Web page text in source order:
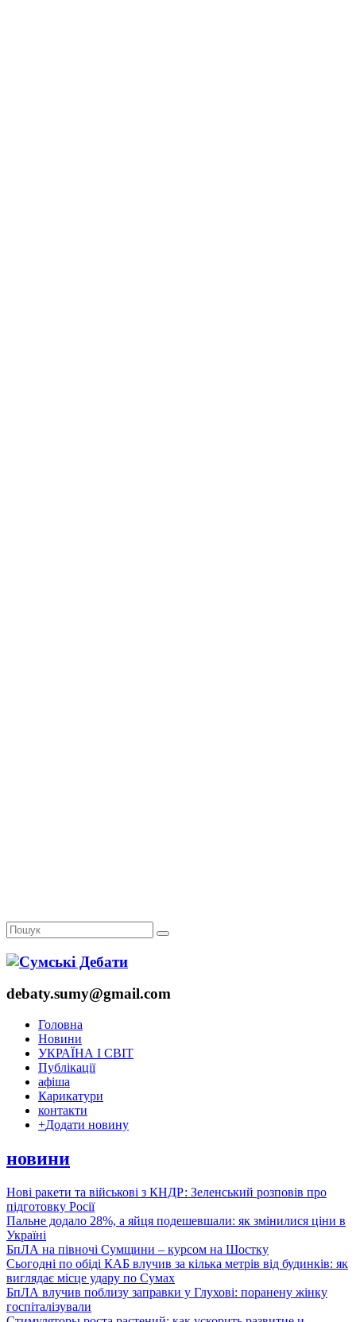
debaty.sumy@gmail.com
Головна
Новини
УКРАЇНА І СВІТ
Публікації
афіша
Карикатури
контакти
+Додати новину
новини
Нові ракети та військові з КНДР: Зеленський розповів про
підготовку Росії
Пальне додало 28%, а яйця подешевшали: як змінилися ціни в
Україні
БпЛА на півночі Сумщини – курсом на Шостку
Сьогодні по обіді КАБ влучив за кілька метрів від будинків: як
виглядає місце удару по Сумах
БпЛА влучив поблизу заправки у Глухові: поранену жінку
госпіталізували